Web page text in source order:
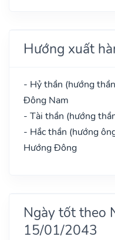
Hướng xuất
- Hỷ thần (hướng
Đông Nam
- Tài thần (hướng
- Hắc thần (hướng
Hướng Đông
Ngày tốt theo
15/01/2043